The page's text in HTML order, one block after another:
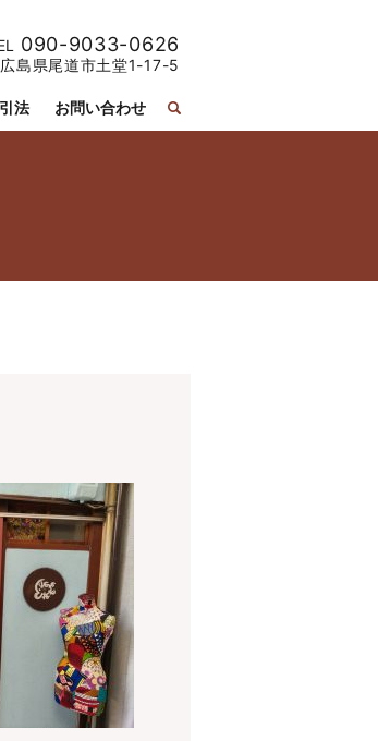
法 お問い合わせ
090-9033-0626
島県尾道市土堂1-17-5